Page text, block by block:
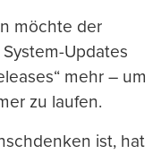
möchte der
Updates
mehr – um
zu laufen.
ist, hat